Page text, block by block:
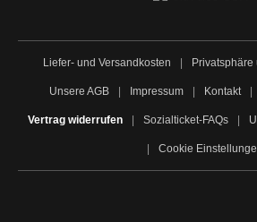
Liefer- und Versandkosten
Unsere AGB Impressum Kontakt
Vertrag widerrufen Sozialticket-FAQs
Cookie